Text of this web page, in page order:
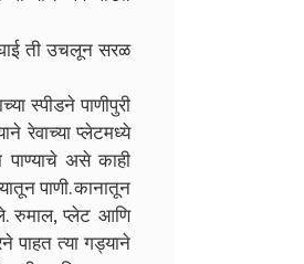
ती उचलून सरळ
स्पीडने पाणीपुरी
रेवाच्या प्लेटमध्ये
पाण्याचे असे काही
पाणी. कानातून
रुमाल, प्लेट आणि
पाहत त्या गड्याने